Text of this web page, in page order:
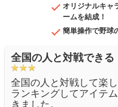
オリジナルキャ
ームを結成！
簡単操作で野球
全国の人と対戦できる
全国の人と対戦して楽
ランキングしてアイテ
きました。